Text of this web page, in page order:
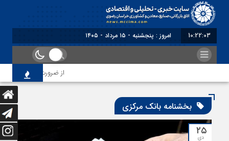
10:22:03 امروز : پنجشنبه - ۱۵ مرداد - ۱۴۰۵
از ضرورت اصلاح
بخشنامه بانک مرکزی
۲۵
دی